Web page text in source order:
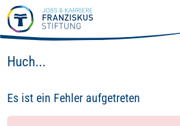
Zum Hauptinhalt springen
Huch...
Es ist ein Fehler aufgetreten